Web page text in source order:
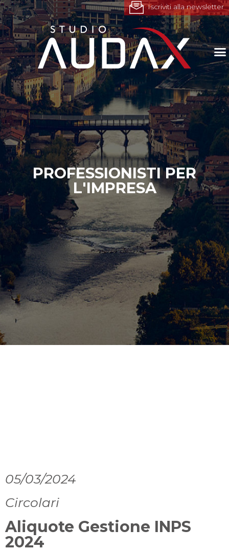
Iscriviti alla newsletter
PROFESSIONISTI PER
L'IMPRESA
05/03/2024
Circolari
Aliquote Gestione INPS
2024